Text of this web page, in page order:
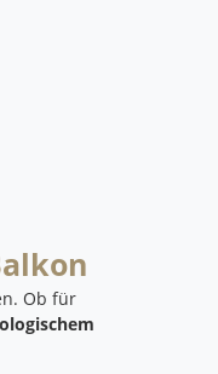
Ob für